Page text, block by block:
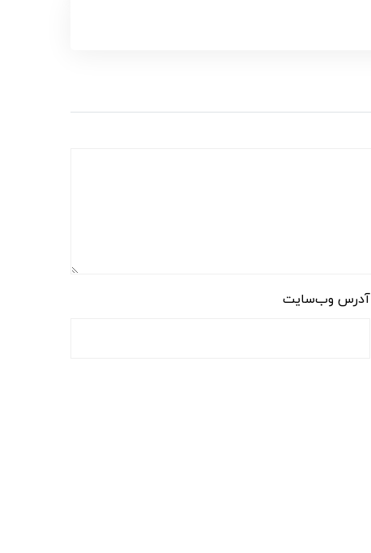
آدرس وب‌سایت